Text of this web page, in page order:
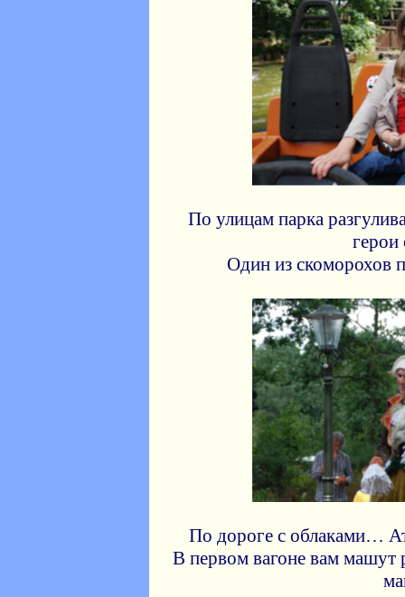
По улицам парка
герои
Один из скоморохов
По дороге с облаками…
В первом вагоне вам